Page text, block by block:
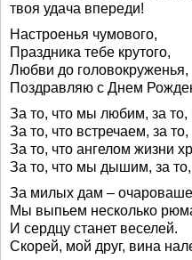
твоя удача впереди!
Настроенья чумового,
Праздника тебе крутого,
Любви до головокруженья,
Поздравляю с Днем
За то, что мы любим, за
За то, что встречаем, за
За то, что ангелом жизни
За то, что мы дышим, за
За милых дам –
Мы выпьем несколько
И сердцу станет веселей.
Скорей, мой друг, вина